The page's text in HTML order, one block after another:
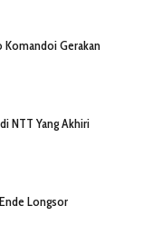
Komandoi Gerakan
NTT Yang Akhiri
Longsor